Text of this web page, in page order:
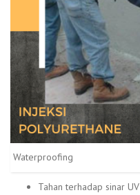
Waterproofing
Tahan terhadap sinar UV